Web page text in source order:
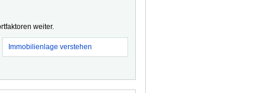
weiter.
Immobilienlage verstehen